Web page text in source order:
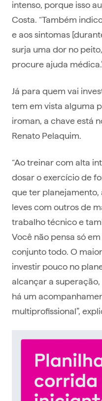
intenso, porque isso
Costa. “Também
e aos sintomas
surja uma dor no
procure ajuda
Já para quem vai
tem em vista alguma
iroman, a chave está
Renato Pelaquim.
“Ao treinar com alta
dosar o exercício de
que ter
leves com outros de
trabalho técnico e
Você não pensa só
conjunto todo. O
investir pouco no
alcançar a
há um
multiprofissional”,